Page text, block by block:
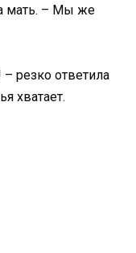
мать. – Мы же
резко ответила
хватает.